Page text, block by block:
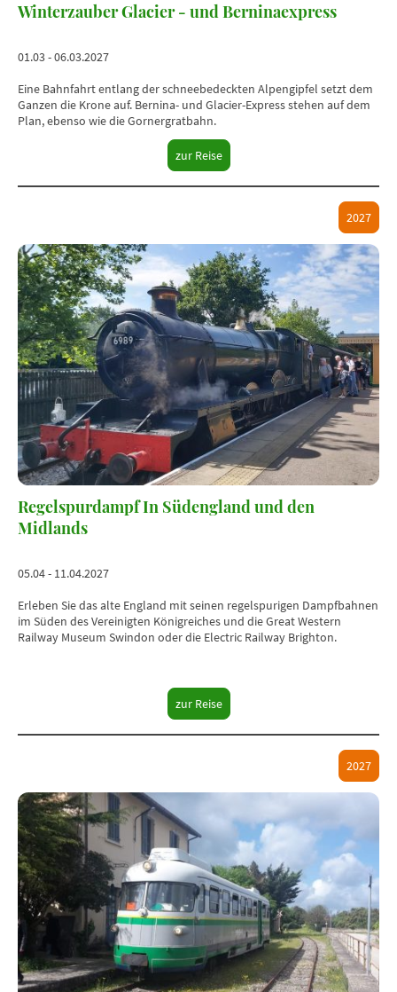
Winterzauber Glacier - und Berninaexpress
01.03 - 06.03.2027
Eine Bahnfahrt entlang der schneebedeckten Alpengipfel setzt dem
Ganzen die Krone auf. Bernina- und Glacier-Express stehen auf dem
Plan, ebenso wie die Gornergratbahn.
zur Reise
2027
Regelspurdampf In Südengland und den
Midlands
05.04 - 11.04.2027
Erleben Sie das alte England mit seinen regelspurigen Dampfbahnen
im Süden des Vereinigten Königreiches und die Great Western
Railway Museum Swindon oder die Electric Railway Brighton.
zur Reise
2027